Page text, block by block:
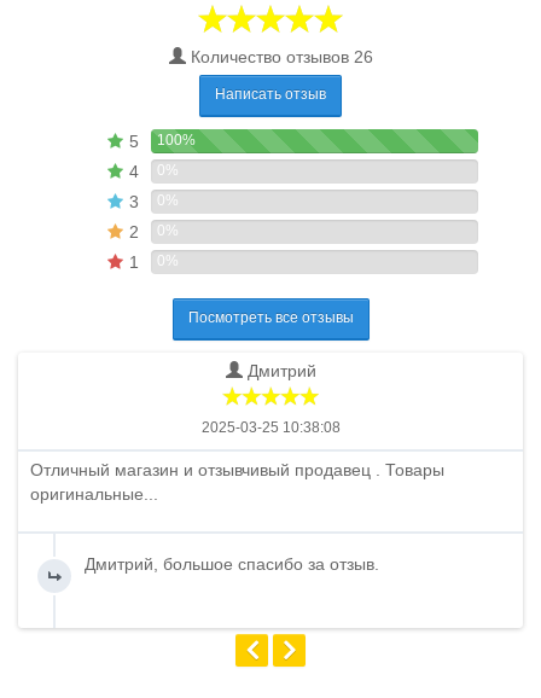
Количество отзывов 26
Написать отзыв
5 100%
4 0%
3 0%
2 0%
1 0%
Посмотреть все отзывы
Дмитрий
2025-03-25 10:38:08
Отличный магазин и отзывчивый продавец . Товары
оригинальные...
Дмитрий, большое спасибо за отзыв.